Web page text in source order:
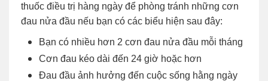
thuốc điều trị hàng ngày để phòng tránh những cơn
đau nửa đầu nếu bạn có các biểu hiện sau đây:
Bạn có nhiều hơn 2 cơn đau nửa đầu mỗi tháng
Cơn đau kéo dài đến 24 giờ hoặc hơn
Đau đầu ảnh hưởng đến cuộc sống hằng ngày